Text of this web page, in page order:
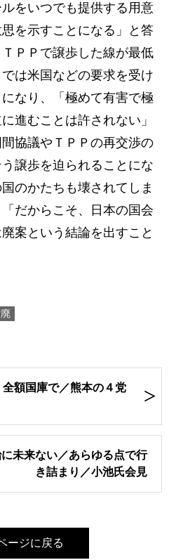
をいつでも提供する用意
を示すことになる」と答
ＰＰで譲歩した線が最低
は米国などの要求を受け
なり、「極めて有害で極
進むことは許されない」
協議やＴＰＰの再交渉の
譲歩を迫られることにな
のかたちも壊されてしま
だからこそ、日本の国会
案という結論を出すこと
額国庫で／熊本の４党
未来ない／あらゆる点で行
き詰まり／小池氏会見
ージに戻る